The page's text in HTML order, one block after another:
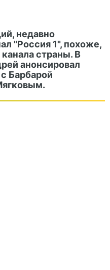
недавно
"Россия 1", похоже,
страны. В
анонсировал
Барбарой